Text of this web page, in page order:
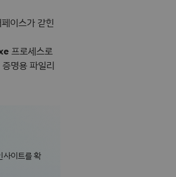
이스가 갇힌
프로세스로
명용 파일리
이트를 확